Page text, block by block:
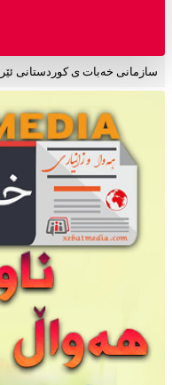
سازمانی خەبات ی کوردستانی